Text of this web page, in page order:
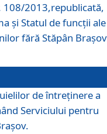
108/2013,republicată,
şi Statul de funcţii ale
fără Stăpân
de întreţinere a
Serviciului pentru